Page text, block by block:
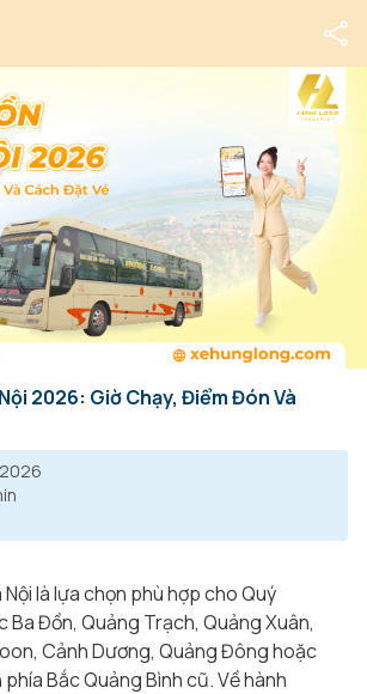
2026: Giờ Chạy, Điểm Đón Và
Nội là lựa chọn phù hợp cho Quý
Ba Đồn, Quảng Trạch, Quảng Xuân,
Cảnh Dương, Quảng Đông hoặc
Bắc Quảng Bình cũ. Về hành